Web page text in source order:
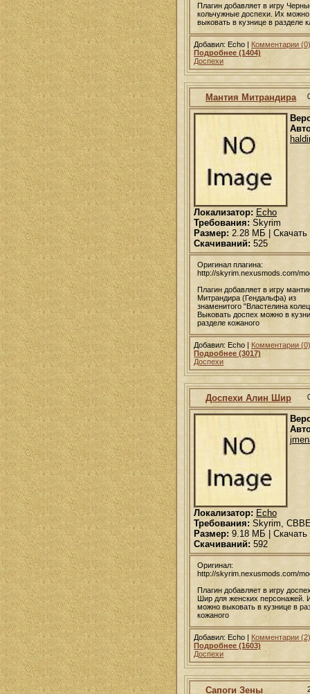
Плагин добавляет в игру
кольчужные доспехи. Их можно
выковать в кузнице в разделе
Добавил: Echo | Комментарии (0)
Подробнее (1404)
Доспехи
Мантия Митрандира
Локализатор: Echo
Требования: Skyrim
Размер: 2.28 МБ | Скачать
Скачиваний: 525
Оригинал плагина:
http://skyrim.nexusmods.com/
Плагин добавляет в игру
Митрандира (Гендальфа) из
знаменитого "Властелина
Выковать доспех можно в
разделе кожаного
Добавил: Echo | Комментарии (0)
Подробнее (3017)
Доспехи
Доспехи Алин Шир
Локализатор: Echo
Требования: Skyrim,
Размер: 9.18 МБ | Скачать
Скачиваний: 592
Оригинал:
http://skyrim.nexusmods.com/
Плагин добавляет в игру
Шир для женских персонажей.
можно выковать в кузнице в
кожаного
Добавил: Echo | Комментарии (2)
Подробнее (1603)
Доспехи
Сапоги Зены